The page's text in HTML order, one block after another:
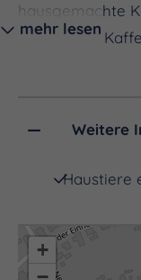
hausgemachte
zubereitete
nostalgisch und
Trödelbereich.
charmanten
entdecken.
mehr lesen
Weitere
Haustiere
+